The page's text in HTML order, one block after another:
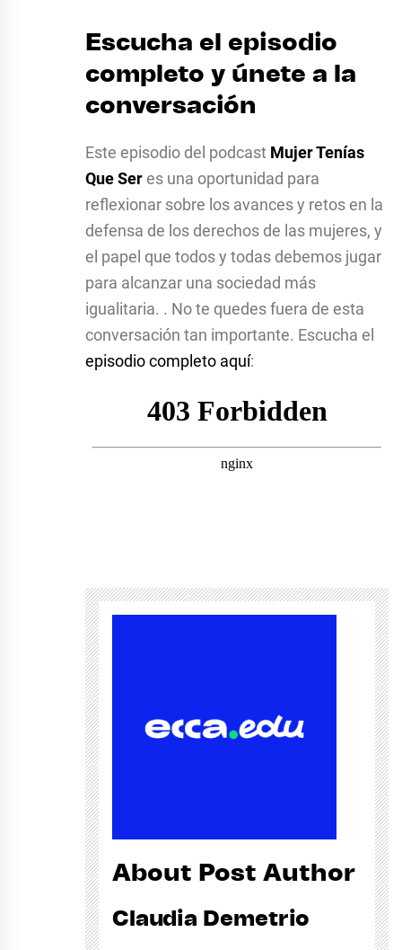
Escucha el episodio
completo y únete a la
conversación
Este episodio del podcast Mujer Tenías
Que Ser es una oportunidad para
reflexionar sobre los avances y retos en la
defensa de los derechos de las mujeres, y
el papel que todos y todas debemos jugar
para alcanzar una sociedad más
igualitaria. . No te quedes fuera de esta
conversación tan importante. Escucha el
episodio completo aquí:
About Post Author
Claudia Demetrio